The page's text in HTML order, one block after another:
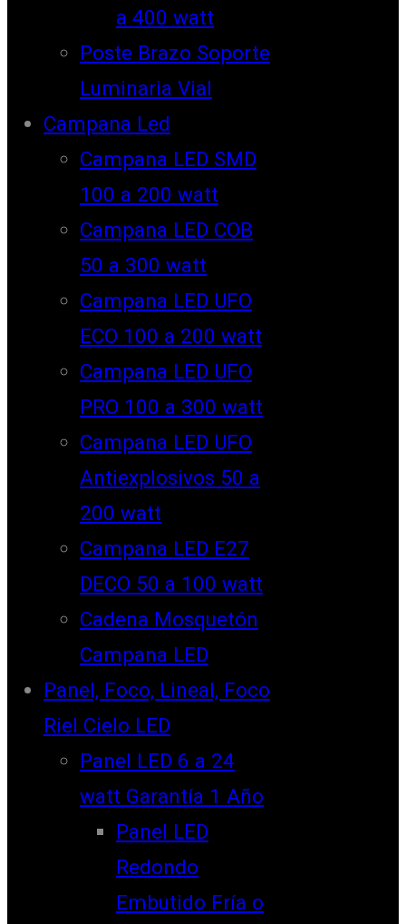
a 400 watt
Poste Brazo Soporte
Luminaria Vial
Campana Led
Campana LED SMD
100 a 200 watt
Campana LED COB
50 a 300 watt
Campana LED UFO
ECO 100 a 200 watt
Campana LED UFO
PRO 100 a 300 watt
Campana LED UFO
Antiexplosivos 50 a
200 watt
Campana LED E27
DECO 50 a 100 watt
Cadena Mosquetón
Campana LED
Panel, Foco, Lineal, Foco
Riel Cielo LED
Panel LED 6 a 24
watt Garantía 1 Año
Panel LED
Redondo
Embutido Fría o